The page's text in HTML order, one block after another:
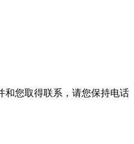
和您取得联系，请您保持电话